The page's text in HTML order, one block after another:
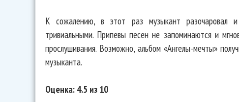
К сожалению, в этот раз музыкант разочаровал и
тривиальными. Припевы песен не запоминаются и
прослушивания. Возможно, альбом «Ангелы-мечты»
музыканта.
Оценка: 4.5 из 10